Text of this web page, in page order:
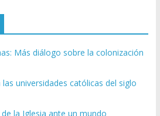
Más diálogo sobre la colonización
universidades católicas del siglo
la Iglesia ante un mundo